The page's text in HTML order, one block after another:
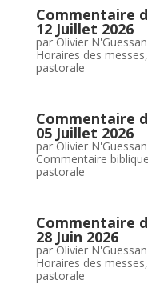
Commentaire
12 Juillet 2026
parOlivier N'Guessan
Horaires des messes,
pastorale
Commentaire
05 Juillet 2026
parOlivier N'Guessan
Commentaire biblique
pastorale
Commentaire
28 Juin 2026
parOlivier N'Guessan
Horaires des messes,
pastorale